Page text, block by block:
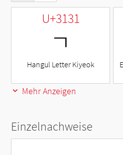
U+3131
ㄱ
Hangul Letter Kiyeok
Mehr Anzeigen
Einzelnachweise